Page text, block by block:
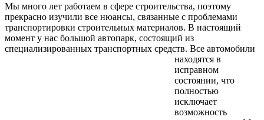
Мы много лет работаем в сфере строительства, поэтому
прекрасно изучили все нюансы, связанные с проблемами
транспортировки строительных материалов. В настоящий
момент у нас большой автопарк, состоящий из
специализированных транспортных средств. Все автомобили
находятся в
исправном
состоянии, что
полностью
исключает
возможность